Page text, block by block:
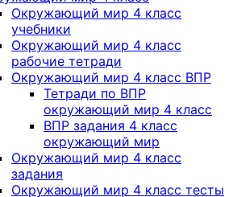
Окружающий мир 4 класс
учебники
Окружающий мир 4 класс
рабочие тетради
Окружающий мир 4 класс ВПР
Тетради по ВПР
окружающий мир 4 класс
ВПР задания 4 класс
окружающий мир
Окружающий мир 4 класс
задания
Окружающий мир 4 класс тесты